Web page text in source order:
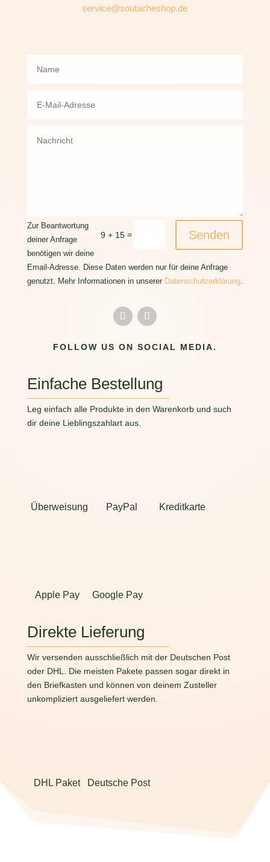
service@soutacheshop.de
9 + 15 = Senden
Zur Beantwortung
deiner Anfrage
benötigen wir deine
Email-Adresse. Diese Daten werden nur für deine Anfrage
genutzt. Mehr Informationen in unserer Datenschutzerklärung.
FOLLOW US ON SOCIAL MEDIA.
Einfache Bestellung
Leg einfach alle Produkte in den Warenkorb und such
dir deine Lieblingszahlart aus.
Überweisung PayPal Kreditkarte
Apple Pay Google Pay
Direkte Lieferung
Wir versenden ausschließlich mit der Deutschen Post
oder DHL. Die meisten Pakete passen sogar direkt in
den Briefkasten und können von deinem Zusteller
unkompliziert ausgeliefert werden.
DHL Paket Deutsche Post